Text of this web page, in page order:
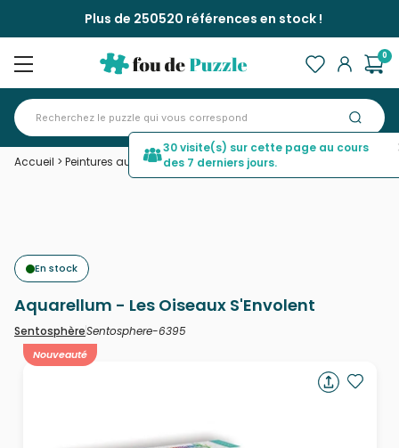
Plus de 250520 références en stock !
0
Accueil > Peintures au numéro> Aquarellum - Les Oiseaux S'Envolent
En stock
Aquarellum - Les Oiseaux S'Envolent
SentosphèreSentosphere-6395
Nouveauté
30 visite(s) sur cette page au cours
des 7 derniers jours.